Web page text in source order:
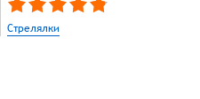
Стрелялки